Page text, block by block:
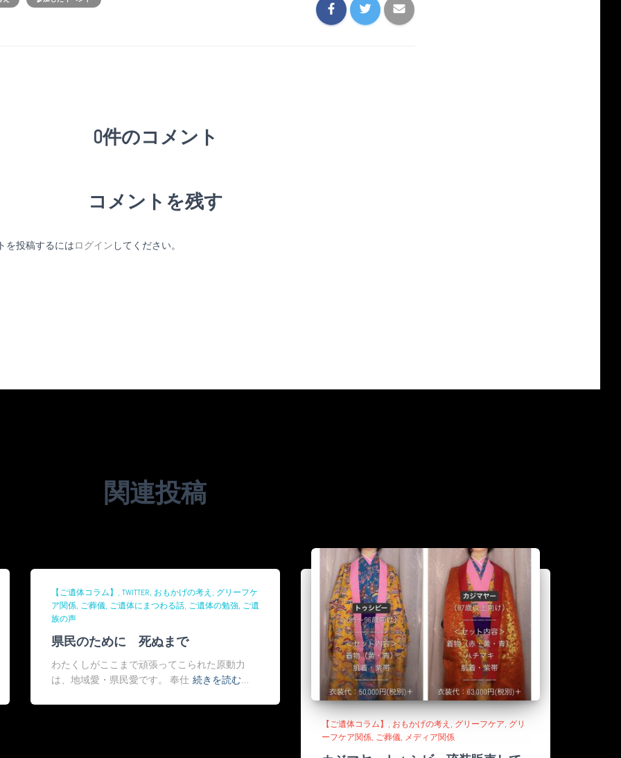
0件のコメント
コメントを残す
を投稿するにはログイン してください。
関連投稿
【ご遺体コラム】 TWITTER おもかげの考え
グリーフケ
ア関係 ご葬儀 ご遺体にまつわる話 ご遺体の勉強 ご遺
族の声
県民のために 死ぬまで
わたくしがここまで頑張ってこられた原動力
は、地域愛・県民愛です。 奉仕 続きを読む…
【ご遺体コラム】 おもかげの考え グリーフケア グリ
ーフケア関係 ご葬儀 メディア関係